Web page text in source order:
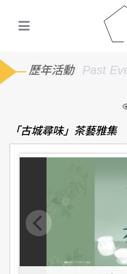
歷年活動 Past
「古城尋味」茶藝雅集